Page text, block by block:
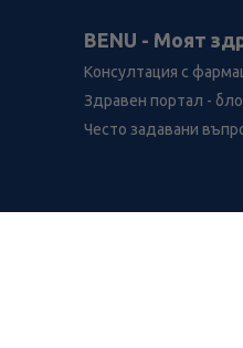
BENU - Моят
Консултация с
Здравен портал -
Често задавани